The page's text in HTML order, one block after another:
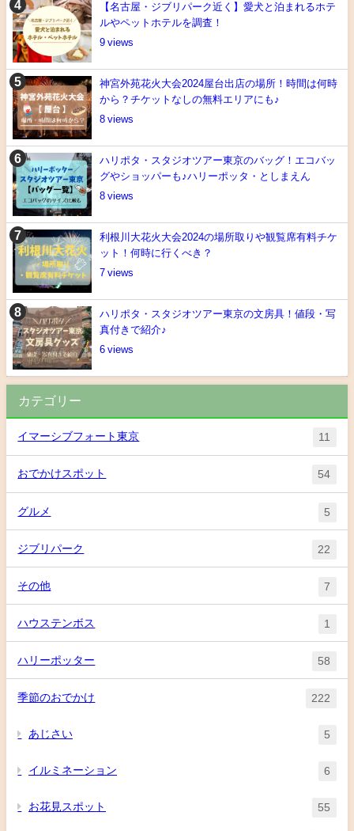
【名古屋・ジブリパーク近く】愛犬と泊まれるホテ
ルやペットホテルを調査！
9
神宮外苑花火大会2024屋台出店の場所！時間は何時
から？チケットなしの無料エリアにも♪
8
ハリポタ・スタジオツアー東京のバッグ！エコバッ
グやショッパーも♪ハリーポッタ・としまえん
8
利根川大花火大会2024の場所取りや観覧席有料チケ
ット！何時に行くべき？
7
ハリポタ・スタジオツアー東京の文房具！値段・写
真付きで紹介♪
6
カテゴリー
イマーシブフォート東京 11
おでかけスポット 54
グルメ 5
ジブリパーク 22
その他 7
ハウステンボス 1
ハリーポッター 58
季節のおでかけ 222
あじさい 5
イルミネーション 6
お花見スポット 55